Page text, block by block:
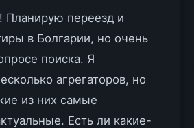
Планирую переезд и
в Болгарии, но очень
поиска. Я
агрегаторов, но
из них самые
Есть ли какие-